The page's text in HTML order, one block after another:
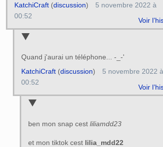
Voir
KatchiCraft(discussion)
5 novembre 2022 à
00:52
Quand j'aurai un téléphone... -_-'
Voir
KatchiCraft(discussion)
5 novembre 2022 à
00:52
ben mon snap cest liliamdd23
et mon tiktok cest lilia_mdd22